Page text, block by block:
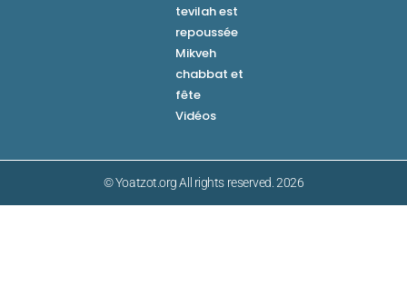
tevilah est
repoussée
Mikveh
chabbat et
fête
Vidéos
© Yoatzot.org All rights reserved. 2026